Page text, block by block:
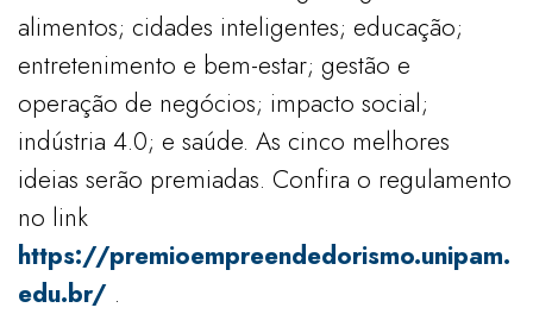
alimentos; cidades inteligentes; educação;
entretenimento e bem-estar; gestão e
operação de negócios; impacto social;
indústria 4.0; e saúde. As cinco melhores
ideias serão premiadas. Confira o regulamento
no link
https://premioempreendedorismo.unipam.
edu.br/ .